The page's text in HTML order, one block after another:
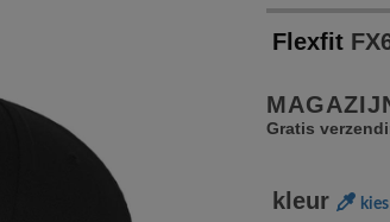
Flexfit
Gratis
kleur